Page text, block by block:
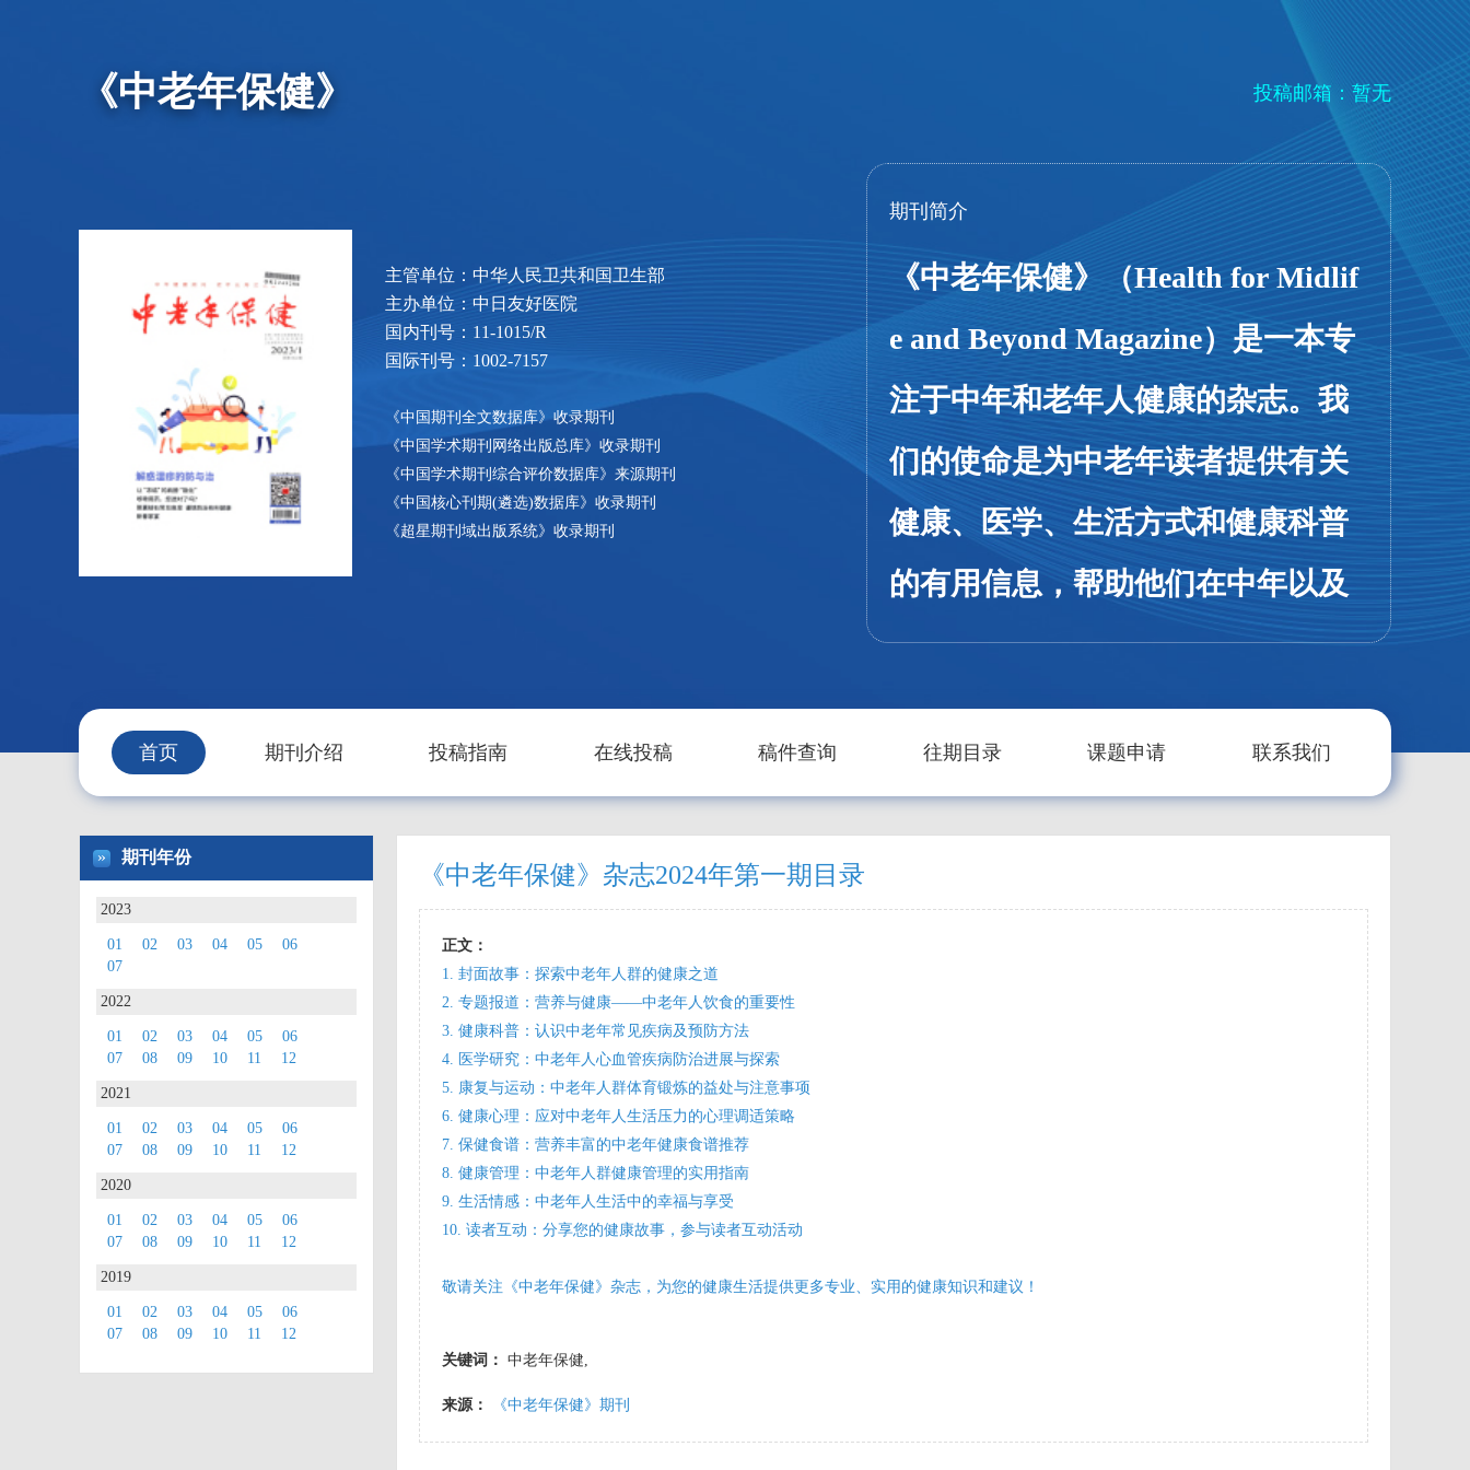
《中老年保健》 投稿邮箱：暂无
主管单位：中华人民卫共和国卫生部
主办单位：中日友好医院
国内刊号：11-1015/R
国际刊号：1002-7157
《中国期刊全文数据库》收录期刊
《中国学术期刊网络出版总库》收录期刊
《中国学术期刊综合评价数据库》来源期刊
《中国核心刊期(遴选)数据库》收录期刊
《超星期刊域出版系统》收录期刊
期刊简介
《中老年保健》（Health for Midlif
e and Beyond Magazine）是一本专
注于中年和老年人健康的杂志。我
们的使命是为中老年读者提供有关
健康、医学、生活方式和健康科普
的有用信息，帮助他们在中年以及
老年阶段过上健康、积极、充实的
生活。以下是该杂志的主要特点和
内容：
**特点与内容：**
包括关于心理健康、应对老年焦虑
首页 期刊介绍 投稿指南 在线投稿 稿件查询 往期目录 课题申请 联系我们
» 期刊年份
2023
01 02 03 04 05
06
07
2022
01 02 03 04 05
06
07
08 09 10 11 12
2021
01 02 03 04 05
06
07
08 09 10 11 12
2020
01 02 03 04 05
06
07
08 09 10 11 12
2019
01 02 03 04 05
06
07
08 09 10 11 12
《中老年保健》杂志2024年第一期目录
正文：
1. 封面故事：探索中老年人群的健康之道
2. 专题报道：营养与健康——中老年人饮食的重要性
3. 健康科普：认识中老年常见疾病及预防方法
4. 医学研究：中老年人心血管疾病防治进展与探索
5. 康复与运动：中老年人群体育锻炼的益处与注意事项
6. 健康心理：应对中老年人生活压力的心理调适策略
7. 保健食谱：营养丰富的中老年健康食谱推荐
8. 健康管理：中老年人群健康管理的实用指南
9. 生活情感：中老年人生活中的幸福与享受
10. 读者互动：分享您的健康故事，参与读者互动活动
敬请关注《中老年保健》杂志，为您的健康生活提供更多专业、实用的健康知识和建议！
关键词： 中老年保健,
来源： 《中老年保健》期刊